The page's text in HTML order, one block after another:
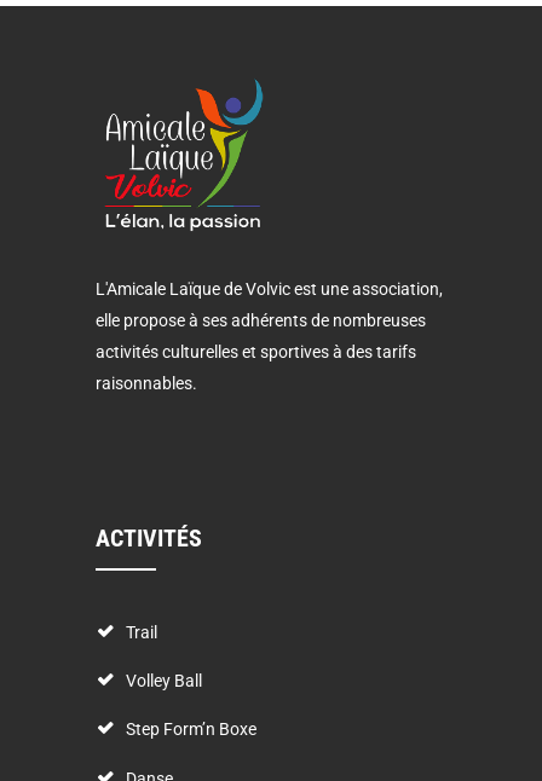
L'Amicale Laïque de Volvic est une association,
elle propose à ses adhérents de nombreuses
activités culturelles et sportives à des tarifs
raisonnables.
ACTIVITÉS
Trail
Volley Ball
Step Form’n Boxe